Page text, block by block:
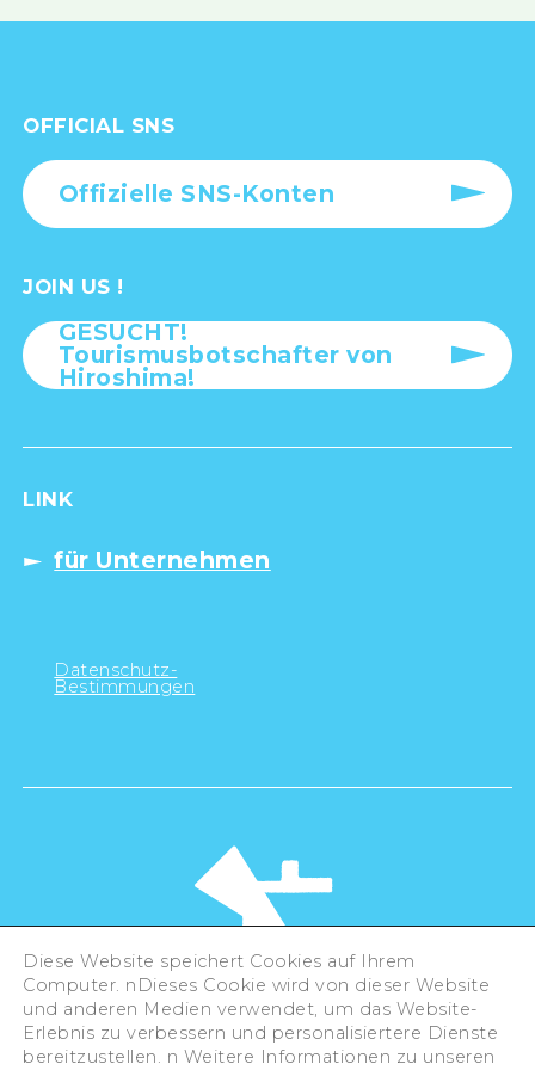
OFFICIAL SNS
Offizielle SNS-Konten
JOIN US !
GESUCHT!
Tourismusbotschafter von
Hiroshima!
LINK
für Unternehmen
Datenschutz-
Bestimmungen
©Hiroshima Tourism Association /
Hiroshima Prefecture / Hiroshima City .
Diese Website speichert Cookies auf Ihrem
Computer. nDieses Cookie wird von dieser Website
und anderen Medien verwendet, um das Website-
Erlebnis zu verbessern und personalisiertere Dienste
bereitzustellen. n Weitere Informationen zu unseren